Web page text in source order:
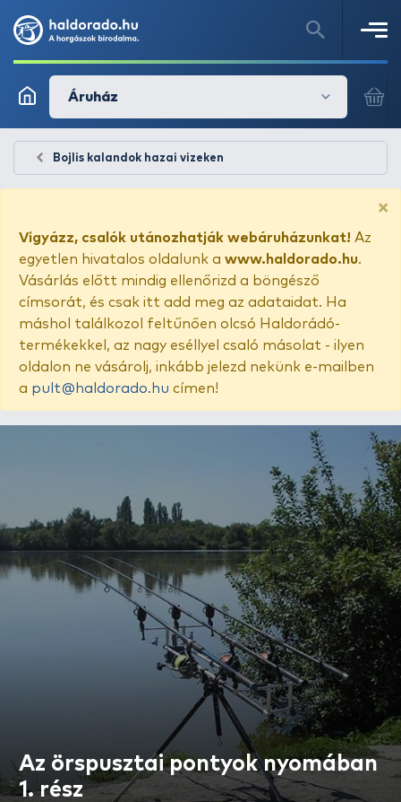
Áruház
Bojlis kalandok hazai vizeken
×
Vigyázz, csalók utánozhatják webáruházunkat! Az
egyetlen hivatalos oldalunk a www.haldorado.hu.
Vásárlás előtt mindig ellenőrizd a böngésző
címsorát, és csak itt add meg az adataidat. Ha
máshol találkozol feltűnően olcsó Haldorádó-
termékekkel, az nagy eséllyel csaló másolat - ilyen
oldalon ne vásárolj, inkább jelezd nekünk e-mailben
a pult@haldorado.hu címen!
Az örspusztai pontyok nyomában
1. rész